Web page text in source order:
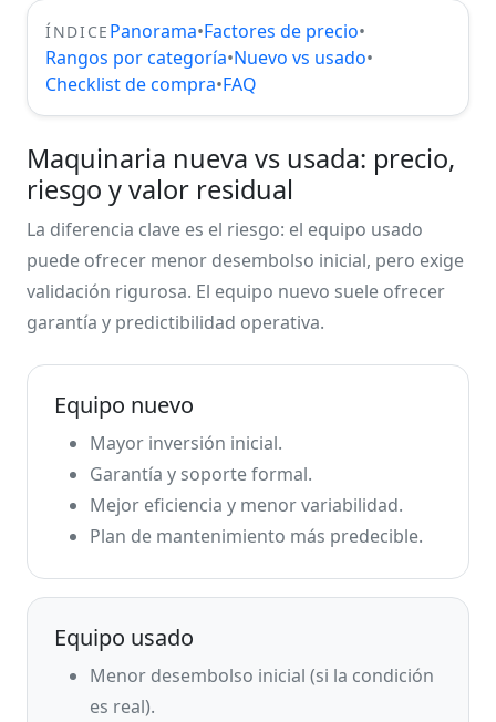
ÍNDICE Panorama•Factores de precio•
Rangos por categoría•Nuevo vs usado•
Checklist de compra•FAQ
Maquinaria nueva vs usada: precio,
riesgo y valor residual
La diferencia clave es el riesgo: el equipo usado
puede ofrecer menor desembolso inicial, pero exige
validación rigurosa. El equipo nuevo suele ofrecer
garantía y predictibilidad operativa.
Equipo nuevo
Mayor inversión inicial.
Garantía y soporte formal.
Mejor eficiencia y menor variabilidad.
Plan de mantenimiento más predecible.
Equipo usado
Menor desembolso inicial (si la condición
es real).